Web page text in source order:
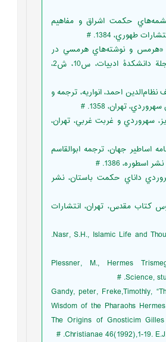
حكمت اشراق و مفاهيم
طهوري، 1384. #
و نوشته‌هاي هرمسي در
جهان اسلامي»، مجلة دانشکدۀ ادبيات، س10، ش2،
احمد، انواريه، ترجمه و
تهران، 1358. #
سهروردي و غربت غربي، تهران،
اساطير جهان، ترجمه ابوالقاسم
1386. #
داناي حكمت باستان، نشر
كتاب مقدس، تهران، انتشارات
Nasr, S.H., Islamic Life and Thought, London, 1981.
Plessner, M., Hermes
Science,
Gandy, peter, Freke,Timothly,
Wisdom of the Pharaohs
The Origins of Gnosticim
Christianae 46(1992),1-19.